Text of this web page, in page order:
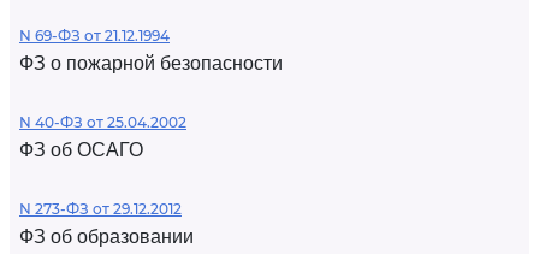
N 69-ФЗ от 21.12.1994
ФЗ о пожарной безопасности
N 40-ФЗ от 25.04.2002
ФЗ об ОСАГО
N 273-ФЗ от 29.12.2012
ФЗ об образовании